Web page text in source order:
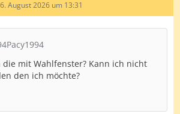
6. August 2026 um 13:31
die mit Wahlfenster? Kann ich nicht
den ich möchte?